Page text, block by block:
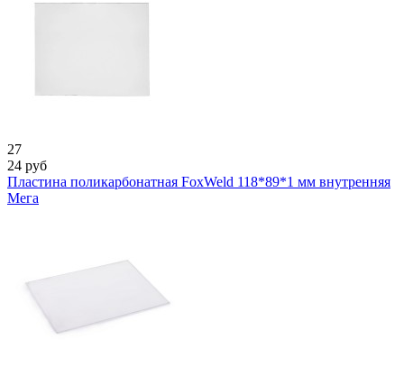
27
24 руб
Пластина поликарбонатная FoxWeld 118*89*1 мм внутренняя
Мега